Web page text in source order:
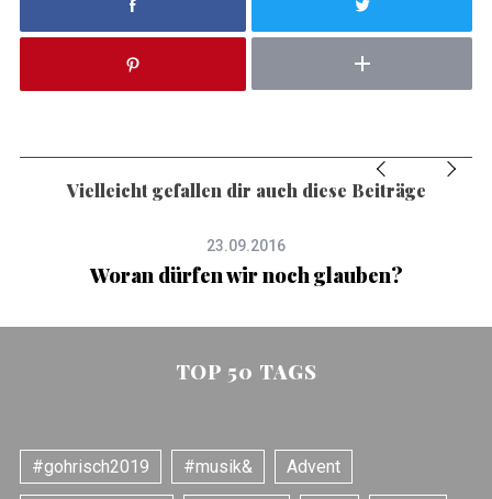
Vielleicht gefallen dir auch diese Beiträge
23.09.2016
Woran dürfen wir noch glauben?
TOP 50 TAGS
#gohrisch2019 #musik& Advent